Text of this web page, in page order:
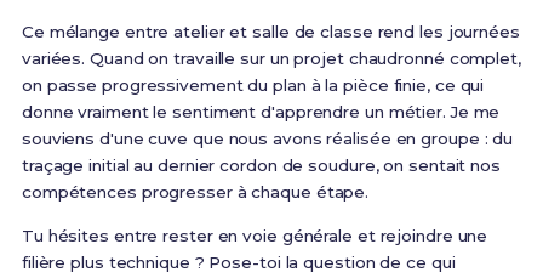
Ce mélange entre atelier et salle de classe rend les journées
variées. Quand on travaille sur un projet chaudronné complet,
on passe progressivement du plan à la pièce finie, ce qui
donne vraiment le sentiment d'apprendre un métier. Je me
souviens d'une cuve que nous avons réalisée en groupe : du
traçage initial au dernier cordon de soudure, on sentait nos
compétences progresser à chaque étape.
Tu hésites entre rester en voie générale et rejoindre une
filière plus technique ? Pose-toi la question de ce qui